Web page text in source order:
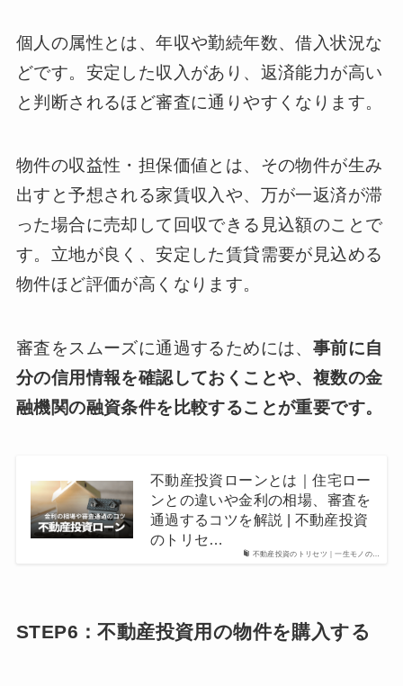
個人の属性とは、年収や勤続年数、借入状況な
どです。安定した収入があり、返済能力が高い
と判断されるほど審査に通りやすくなります。
物件の収益性・担保価値とは、その物件が生み
出すと予想される家賃収入や、万が一返済が滞
った場合に売却して回収できる見込額のことで
す。立地が良く、安定した賃貸需要が見込める
物件ほど評価が高くなります。
審査をスムーズに通過するためには、 事前に自
分の信用情報を確認しておくことや、複数の金
融機関の融資条件を比較することが重要です。
不動産投資のトリセツ｜一生モノの…
不動産投資ローンとは｜住宅ロー
ンとの違いや金利の相場、審査を
通過するコツを解説 | 不動産投資
のトリセ…
STEP6：不動産投資用の物件を購入する